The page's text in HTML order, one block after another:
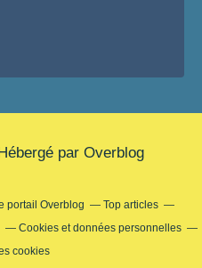
par Overblog
portail Overblog
Top articles
Cookies et données personnelles
cookies